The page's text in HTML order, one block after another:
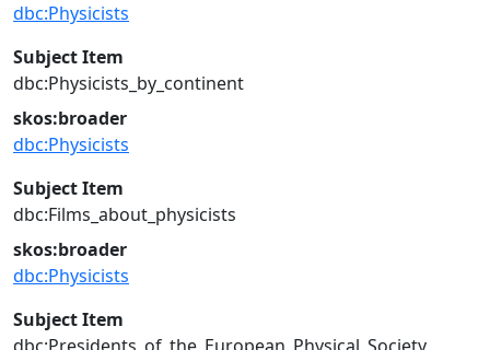
dbc:Physicists
Subject Item
dbc:Physicists_by_continent
skos:broader
dbc:Physicists
Subject Item
dbc:Films_about_physicists
skos:broader
dbc:Physicists
Subject Item